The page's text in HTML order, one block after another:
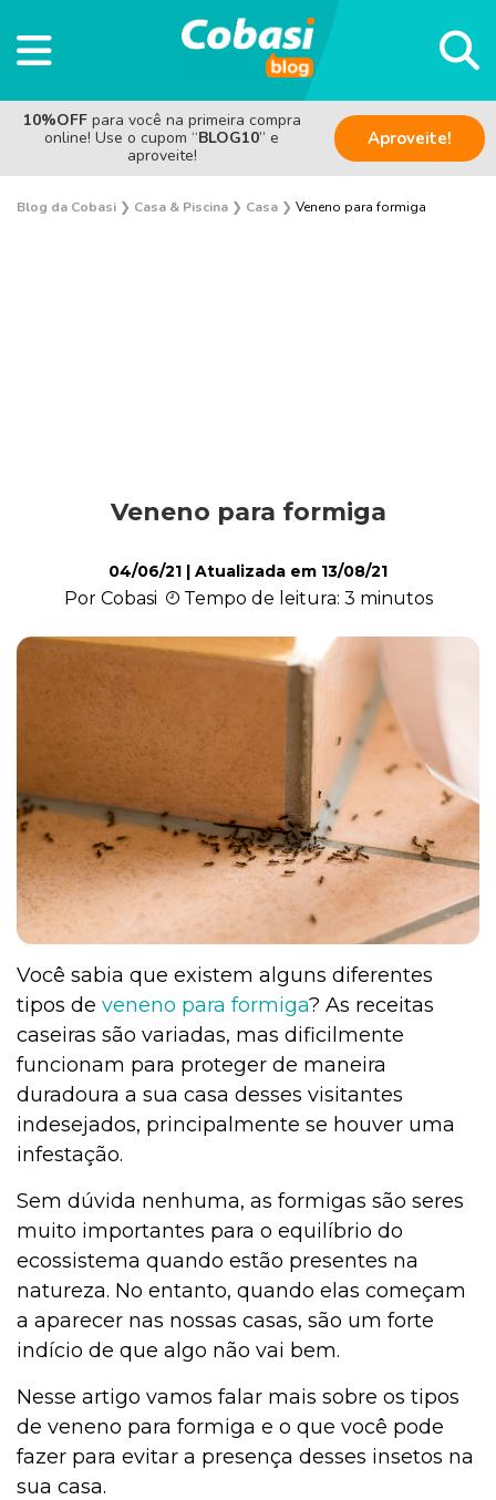
10%OFF para você na primeira compra
online! Use o cupom “BLOG10” e
aproveite!
Aproveite!
Blog da Cobasi ❯ Casa & Piscina ❯ Casa ❯ Veneno para formiga
Cultivo e Manutenção
Cachorro
Outros Pets
Casa & Piscina
Jardinagem
Institucional
Veneno para formiga
04/06/21 | Atualizada em 13/08/21
Por Cobasi Tempo de leitura: 3 minutos
Você sabia que existem alguns diferentes
tipos de veneno para formiga? As receitas
caseiras são variadas, mas dificilmente
funcionam para proteger de maneira
duradoura a sua casa desses visitantes
indesejados, principalmente se houver uma
infestação.
Sem dúvida nenhuma, as formigas são seres
muito importantes para o equilíbrio do
ecossistema quando estão presentes na
natureza. No entanto, quando elas começam
a aparecer nas nossas casas, são um forte
indício de que algo não vai bem.
Nesse artigo vamos falar mais sobre os tipos
de veneno para formiga e o que você pode
fazer para evitar a presença desses insetos na
sua casa.